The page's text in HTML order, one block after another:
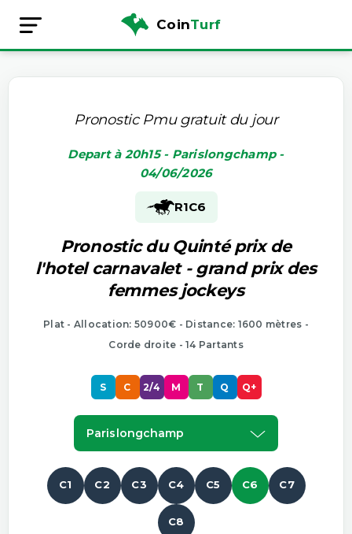
CoinTurf
Pronostic Pmu gratuit du jour
Depart à 20h15 - Parislongchamp -
04/06/2026
R1C6
Pronostic du Quinté prix de
l'hotel carnavalet - grand prix des
femmes jockeys
Plat - Allocation: 50900€ - Distance: 1600 mètres -
Corde droite - 14 Partants
S C 2/4 M T Q Q+
Parislongchamp
C1 C2 C3 C4 C5 C6 C7
C8